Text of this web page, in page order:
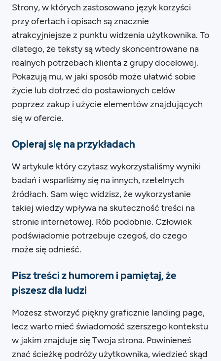
Strony, w których zastosowano język korzyści
przy ofertach i opisach są znacznie
atrakcyjniejsze z punktu widzenia użytkownika. To
dlatego, że teksty są wtedy skoncentrowane na
realnych potrzebach klienta z grupy docelowej.
Pokazują mu, w jaki sposób może ułatwić sobie
życie lub dotrzeć do postawionych celów
poprzez zakup i użycie elementów znajdujących
się w ofercie.
Opieraj się na przykładach
W artykule który czytasz wykorzystaliśmy wyniki
badań i wsparliśmy się na innych, rzetelnych
źródłach. Sam więc widzisz, że wykorzystanie
takiej wiedzy wpływa na skuteczność treści na
stronie internetowej. Rób podobnie. Człowiek
podświadomie potrzebuje czegoś, do czego
może się odnieść.
Pisz treści z humorem i pamiętaj, że
piszesz dla ludzi
Możesz stworzyć piękny graficznie landing page,
lecz warto mieć świadomość szerszego kontekstu
w jakim znajduje się Twoja strona. Powinieneś
znać ścieżkę podróży użytkownika, wiedzieć skąd